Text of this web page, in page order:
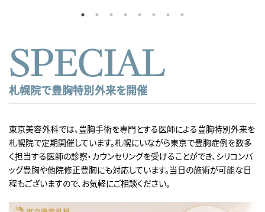
SPECIAL
札幌院で豊胸特別外来を開催
東京美容外科では、豊胸手術を専門とする医師による豊胸特別外来を
札幌院で定期開催しています。札幌にいながら東京で豊胸症例を数多
く担当する医師の診察・カウンセリングを受けることができ、シリコンバ
ッグ豊胸や他院修正豊胸にも対応しています。当日の施術が可能な日
程もございますので、お気軽にご相談ください。